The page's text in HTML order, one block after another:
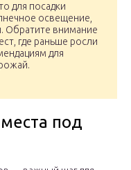
для посадки
освещение,
Обратите внимание
где раньше росли
для
под